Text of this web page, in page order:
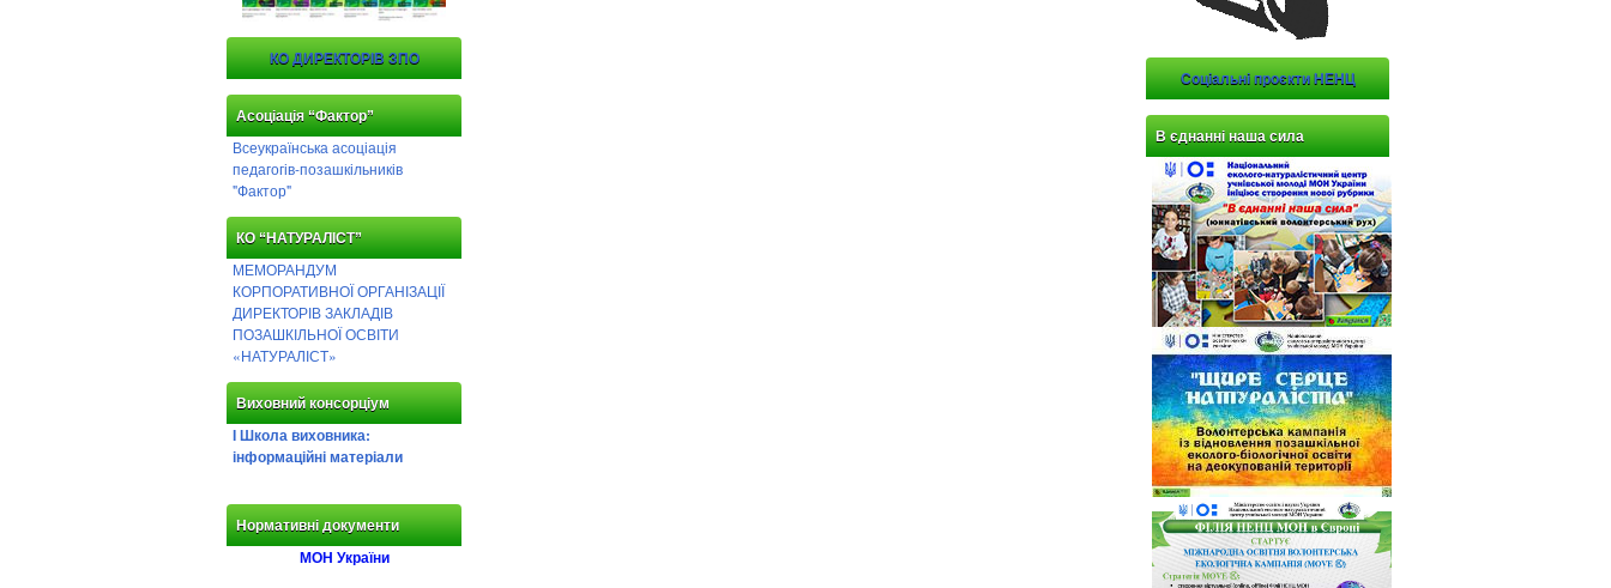
КО ДИРЕКТОРІВ ЗПО
Асоціація “Фактор”
Всеукраїнська асоціація
педагогів-позашкільників
"Фактор"
КО “НАТУРАЛІСТ”
МЕМОРАНДУМ
КОРПОРАТИВНОЇ ОРГАНІЗАЦІЇ
ДИРЕКТОРІВ ЗАКЛАДІВ
ПОЗАШКІЛЬНОЇ ОСВІТИ
«НАТУРАЛІСТ»
Виховний консорціум
І Школа виховника:
інформаційні матеріали
Нормативні документи
МОН України
Соціальні проєкти НЕНЦ
В єднанні наша сила